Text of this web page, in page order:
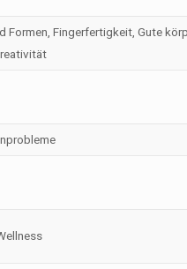
Formen, Fingerfertigkeit, Gute